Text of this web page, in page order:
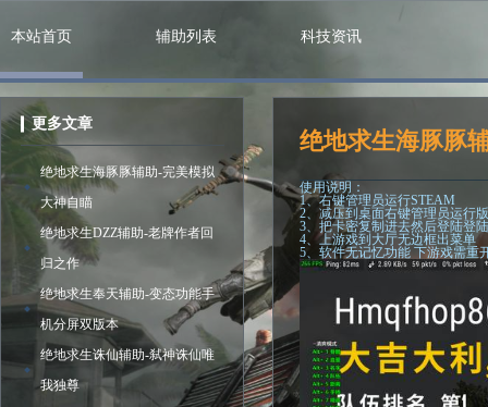
本站首页 辅助列表 科技资讯
更多文章
绝地求生海豚豚辅助-完美模拟
大神自瞄
绝地求生DZZ辅助-老牌作者回
归之作
绝地求生奉天辅助-变态功能手
机分屏双版本
绝地求生诛仙辅助-弑神诛仙唯
我独尊
绝地求生海豚豚
使用说明：
1、右键管理员运行STEAM
2、减压到桌面右键管理员运行
3、把卡密复制进去然后登陆登
4、上游戏到大厅无边框出菜单
5、软件无记忆功能 下游戏需重